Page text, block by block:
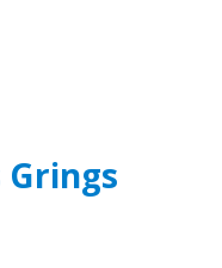
Grings